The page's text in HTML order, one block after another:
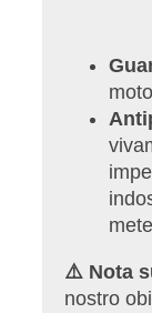
⚠️ Nota
nostro